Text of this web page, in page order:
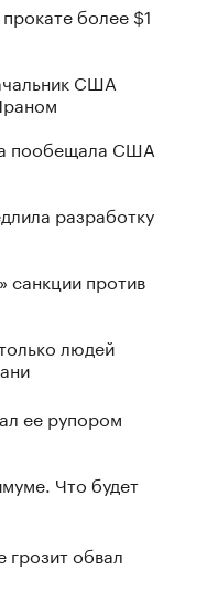
более $1
США
пообещала США
разработку
против
людей
ее рупором
Что будет
грозит обвал